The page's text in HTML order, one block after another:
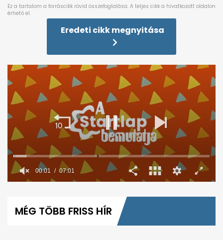
Eredeti cikk megnyitása
minutes,
00:02 07:01
MÉG TÖBB FRISS HÍR